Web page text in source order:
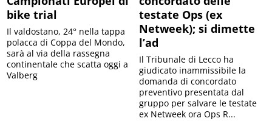
bike trial
Il valdostano, 24° nella tappa
polacca di Coppa del Mondo,
sarà al via della rassegna
continentale che scatta oggi a
Valberg
testate Ops (ex
Netweek); si dimette
l’ad
Il Tribunale di Lecco ha
giudicato inammissibile la
domanda di concordato
preventivo presentata dal
gruppo per salvare le testate
ex Netweek ora Ops R...